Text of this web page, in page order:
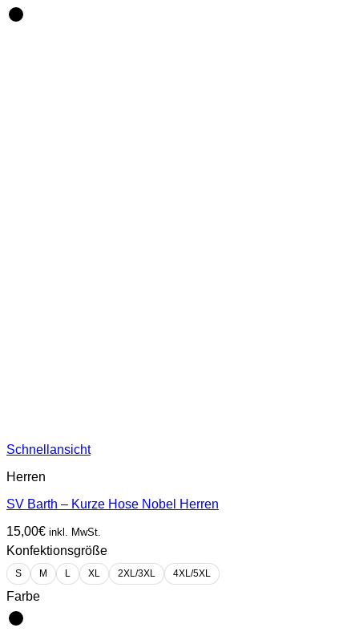
Schnellansicht
Herren
SV Barth – Kurze Hose Nobel Herren
15,00€ inkl. MwSt.
Konfektionsgröße
S M L XL 2XL/3XL 4XL/5XL
Farbe